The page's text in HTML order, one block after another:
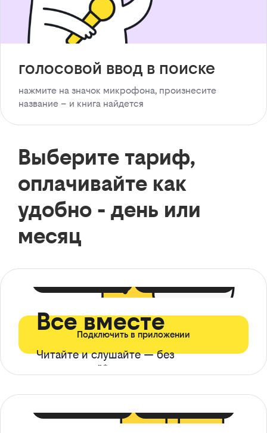
голосовой ввод в поиске
нажмите на значок микрофона, произнесите
название – и книга найдется
Выберите тариф,
оплачивайте как
удобно - день или
месяц
Все вместе
Читайте и слушайте — без
ограничений*
Подключить в приложении